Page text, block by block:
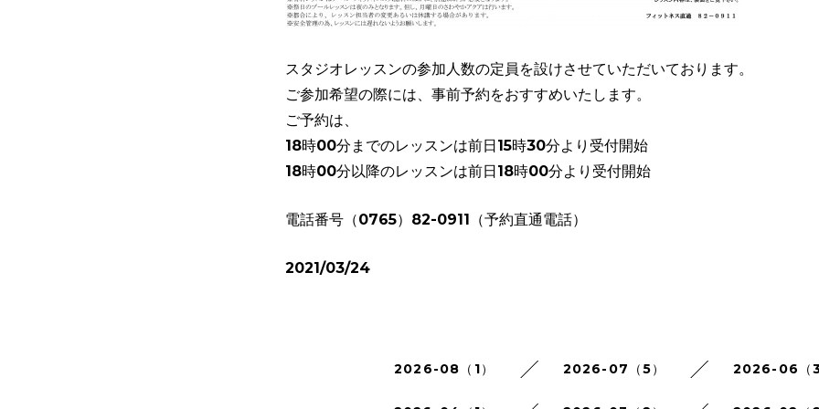
スタジオレッスンの参加人数の定員を設けさせていただいております。
ご参加希望の際には、事前予約をおすすめいたします。
ご予約は、
18時00分までのレッスンは前日15時30分より受付開始
18時00分以降のレッスンは前日18時00分より受付開始
電話番号（0765）82-0911（予約直通電話）
2021/03/24
2026-08（1） 2026-07（5） 2026-06（